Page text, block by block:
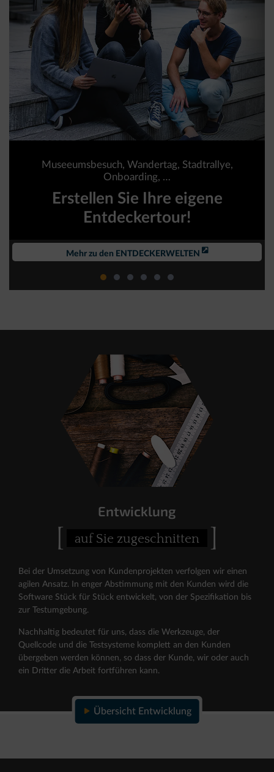
Museeumsbesuch, Wandertag, Stadtrallye,
Onboarding, …
Erstellen Sie Ihre eigene
Entdeckertour!
Mehr zu den ENTDECKERWELTEN
Entwicklung
auf Sie zugeschnitten
Bei der Umsetzung von Kundenprojekten verfolgen wir einen
agilen Ansatz. In enger Abstimmung mit den Kunden wird die
Software Stück für Stück entwickelt, von der Spezifikation bis
zur Test­umgebung.
Nachhaltig bedeutet für uns, dass die Werkzeuge, der
Quellcode und die Testsysteme komplett an den Kunden
übergeben werden können, so dass der Kunde, wir oder auch
ein Dritter die Arbeit fortführen kann.
Übersicht Entwicklung